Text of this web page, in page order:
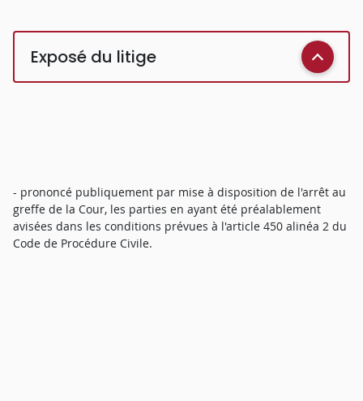
Exposé du litige
- prononcé publiquement par mise à disposition de l'arrêt au
greffe de la Cour, les parties en ayant été préalablement
avisées dans les conditions prévues à l'article 450 alinéa 2 du
Code de Procédure Civile.